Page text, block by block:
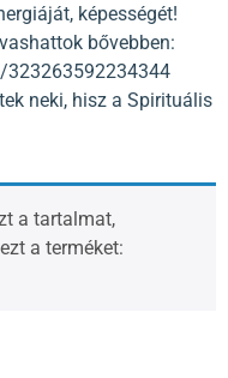
képességét!
bővebben:
neki, hisz a Spirituális
a tartalmat,
a terméket: